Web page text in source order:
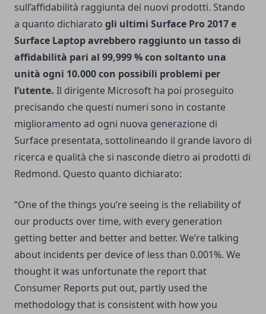
sull’affidabilità raggiunta dei nuovi prodotti. Stando
a quanto dichiarato gli ultimi Surface Pro 2017 e
Surface Laptop avrebbero raggiunto un tasso di
affidabilità pari al 99,999 % con soltanto una
unità ogni 10.000 con possibili problemi per
l’utente. Il dirigente Microsoft ha poi proseguito
precisando che questi numeri sono in costante
miglioramento ad ogni nuova generazione di
Surface presentata, sottolineando il grande lavoro di
ricerca e qualità che si nasconde dietro ai prodotti di
Redmond. Questo quanto dichiarato:
“One of the things you’re seeing is the reliability of
our products over time, with every generation
getting better and better and better. We’re talking
about incidents per device of less than 0.001%. We
thought it was unfortunate the report that
Consumer Reports put out, partly used the
methodology that is consistent with how you